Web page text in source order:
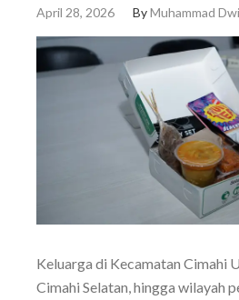
April 28, 2026 ByMuhammad
Keluarga di Kecamatan Cimahi
Cimahi Selatan, hingga wilayah